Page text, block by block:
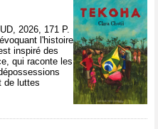
2026, 171 P.
l'histoire
inspiré des
qui raconte les
de luttes